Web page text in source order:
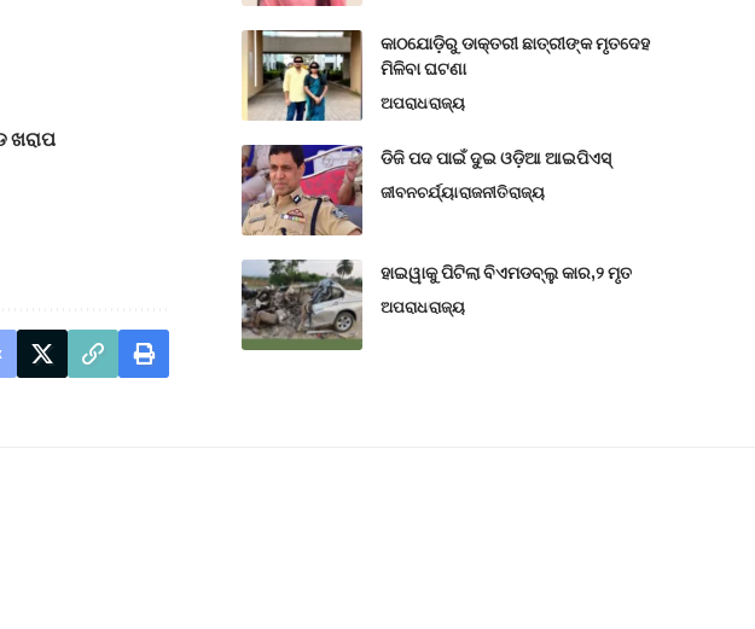
ଖରାପ
କାଠଯୋଡ଼ିରୁ ଡାକ୍ତରୀ ଛାତ୍ରୀଙ୍କ ମୃତଦେହ
ମିଳିବା ଘଟଣା
ଅପରାଧରାଜ୍ୟ
ଡିଜି ପଦ ପାଇଁ ଦୁଇ ଓଡ଼ିଆ ଆଇପିଏସ୍
ଜୀବନଚର୍ଯ୍ୟାରାଜନୀତିରାଜ୍ୟ
ହାଇୱାକୁ ପିଟିଲା ବିଏମଡବ୍ଲୁ କାର,୨ ମୃତ
ଅପରାଧରାଜ୍ୟ